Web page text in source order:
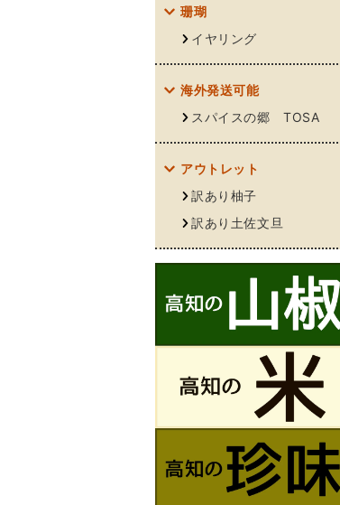
珊瑚
イヤリング
海外発送可能
スパイスの郷 TOSA
アウトレット
訳あり柚子
訳あり土佐文旦